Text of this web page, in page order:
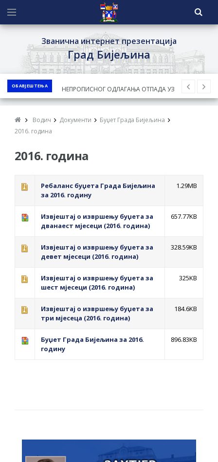
Званична интернет презентација
Град Бијељина
ОБАВЈЕШТЕЊА
ЈАВНИ КОНКУРС ЗА ДОДЈЕЛУ
БЕСПОВРАТНИХ СРЕДСТАВА ЗА
Обавјештење за предузетника - Ненад
ПРЕЛИМИНАРНA РАНГ ЛИСТA
КАНДИДАТА КОЈИ СУ ОСТВАРИЛИ ПРАВО
ДОДАТАК ЗА ДЕМОБИЛИСАНЕ БОРЦЕ
СОЦИЈАЛНЕ ПОТРЕБЕ
ЈАВНИ ПОЗИВ ЗА НАЈЉЕПШЕ УРЕЂЕНО
ДВОРИШТЕ ИНДИВИДУАЛНИХ
ЗАЈЕДНИЦА ЕТАЖНИХ ВЛАСНИКА И ЈАВНИ
ТЕРИТОРИЈИ ГРАДА БИЈЕЉИНА
гориво доступни од 13. марта до 15.
новембра
Водич Документи
Буџет Града Бијељина
2016. година
2016. година
Ребаланс буџета Града Бијељина
за 2016. годину
1.29MB
Извјештај о извршењу буџета за
дванаест мјесеци (2016. година)
657.77KB
Извјештај о извршењу буџета за
девет мјесеци (2016. година)
328.59KB
Извјештај о извршењу буџета за
шест мјесеци (2016. година)
325KB
Извјештај о извршењу буџета за
три мјесеца (2016. година)
184.6KB
Буџет Града Бијељина за 2016.
годину
896.83KB